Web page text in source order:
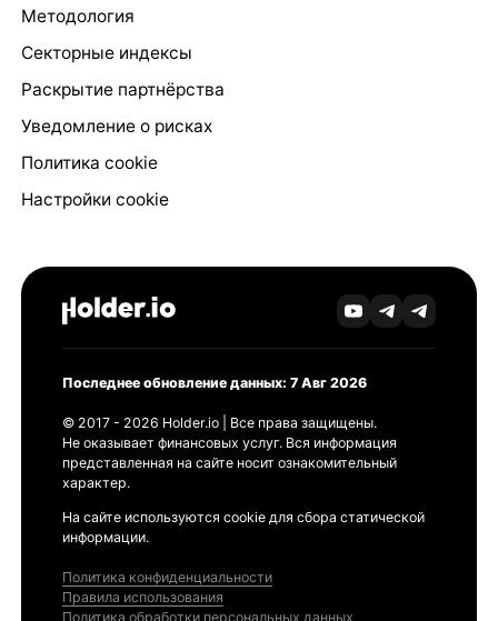
Методология
Секторные индексы
Раскрытие партнёрства
Уведомление о рисках
Политика cookie
Настройки cookie
Последнее обновление данных: 7 Авг 2026
© 2017 - 2026 Holder.io | Все права защищены.
Не оказывает финансовых услуг. Вся информация
представленная на сайте носит ознакомительный
характер.
На сайте используются cookie для сбора статической
информации.
Политика конфиденциальности
Правила использования
Политика обработки персональных данных